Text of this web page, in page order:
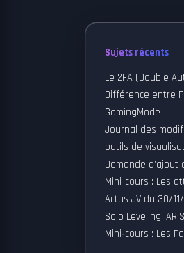
Sujets récents
Le 2FA (Double
Différence entre
GamingMode
Journal des
outils de
Demande d’ajout
Mini-cours : Les
Actus JV du 30/
Solo Leveling:
Mini‑cours : Les